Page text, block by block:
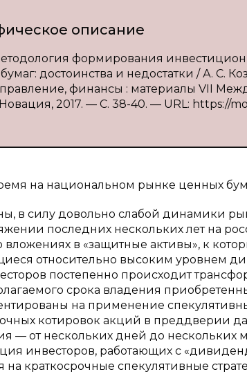
описание
формирования
достоинства и недостатки / А. С.
финансы : материалы VII
2017. — С. 38-40. — URL: https://
на национальном рынке ценных
в силу довольно слабой динамики
последних нескольких лет на
вложениях в «защитные активы», к
относительно высоким уровнем
постепенно происходит
срока владения
на применение
котировок акций в преддверии
— от нескольких дней до нескольких
инвесторов, работающих с
на краткосрочные спекулятивные